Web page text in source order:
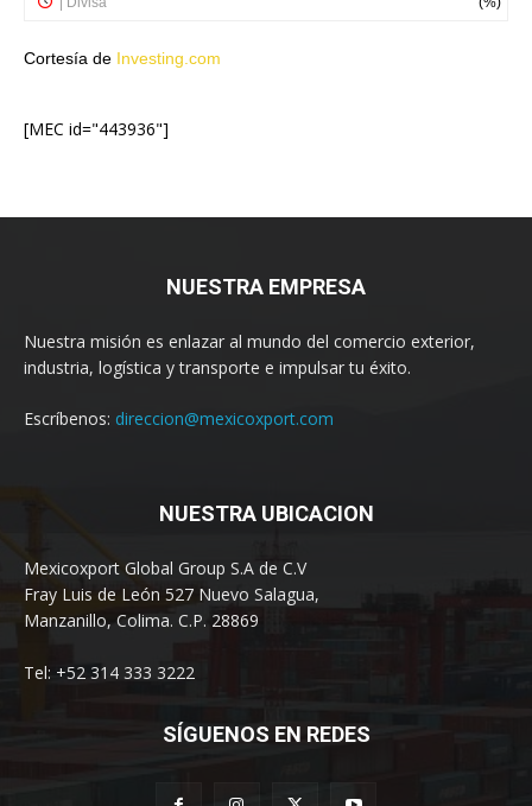
Cortesía de Investing.com
[MEC id="443936"]
NUESTRA EMPRESA
Nuestra misión es enlazar al mundo del comercio exterior,
industria, logística y transporte e impulsar tu éxito.
Escríbenos: direccion@mexicoxport.com
NUESTRA UBICACION
Mexicoxport Global Group S.A de C.V
Fray Luis de León 527 Nuevo Salagua,
Manzanillo, Colima. C.P. 28869
Tel: +52 314 333 3222
SÍGUENOS EN REDES